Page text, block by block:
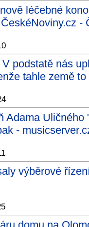
léčebné
-
podstatě nás
tahle země
Adama Uličného
-
výběrové